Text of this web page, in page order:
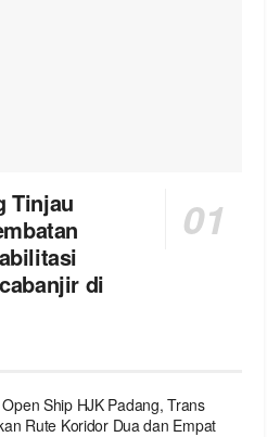
Tinjau
di
Ship HJK Padang, Trans
Rute Koridor Dua dan Empat